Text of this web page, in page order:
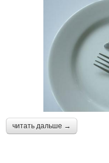
читать дальше →